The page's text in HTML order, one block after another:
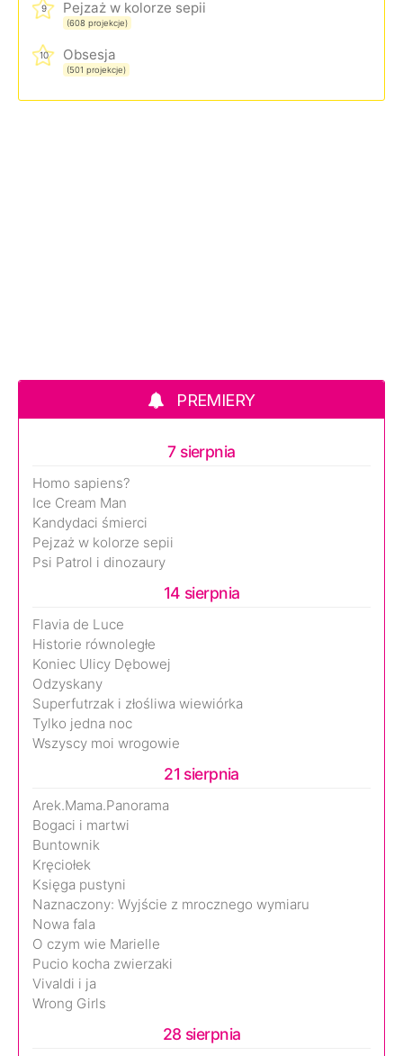
9 Pejzaż w kolorze sepii
(608 projekcje)
10 Obsesja
(501 projekcje)
PREMIERY
7 sierpnia
Homo sapiens?
Ice Cream Man
Kandydaci śmierci
Pejzaż w kolorze sepii
Psi Patrol i dinozaury
14 sierpnia
Flavia de Luce
Historie równoległe
Koniec Ulicy Dębowej
Odzyskany
Superfutrzak i złośliwa wiewiórka
Tylko jedna noc
Wszyscy moi wrogowie
21 sierpnia
Arek.Mama.Panorama
Bogaci i martwi
Buntownik
Kręciołek
Księga pustyni
Naznaczony: Wyjście z mrocznego wymiaru
Nowa fala
O czym wie Marielle
Pucio kocha zwierzaki
Vivaldi i ja
Wrong Girls
28 sierpnia